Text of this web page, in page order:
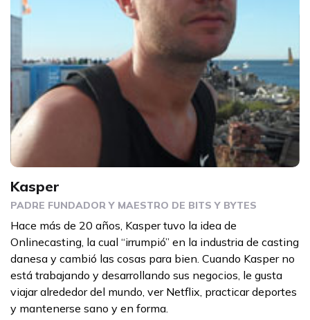
Kasper
PADRE FUNDADOR Y MAESTRO DE BITS Y BYTES
Hace más de 20 años, Kasper tuvo la idea de
Onlinecasting, la cual “irrumpió” en la industria de casting
danesa y cambió las cosas para bien. Cuando Kasper no
está trabajando y desarrollando sus negocios, le gusta
viajar alrededor del mundo, ver Netflix, practicar deportes
y mantenerse sano y en forma.